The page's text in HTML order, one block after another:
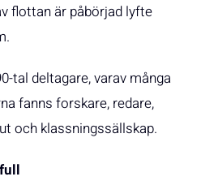
flottan är påbörjad lyfte
tal deltagare, varav många
fanns forskare, redare,
och klassningssällskap.